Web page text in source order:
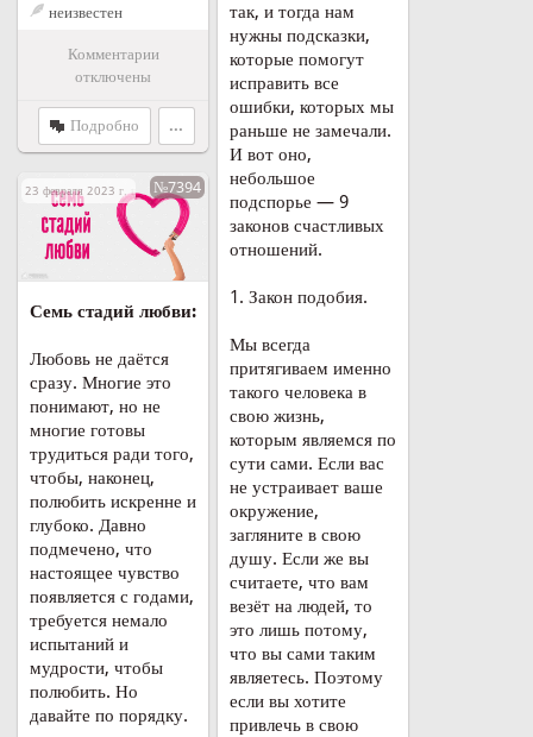
так, и тогда нам
нужны подсказки,
которые помогут
исправить все
ошибки, которых мы
раньше не замечали.
И вот оно,
небольшое
подспорье — 9
законов счастливых
отношений.
1. Закон подобия.
Мы всегда
притягиваем именно
такого человека в
свою жизнь,
которым являемся по
сути сами. Если вас
не устраивает ваше
окружение,
загляните в свою
душу. Если же вы
считаете, что вам
везёт на людей, то
это лишь потому,
что вы сами таким
являетесь. Поэтому
если вы хотите
привлечь в свою
неизвестен
Комментарии
отключены
Подробно ...
23 февраля 2023 г. в 16:08№7394
Семь стадий любви:
Любовь не даётся
сразу. Многие это
понимают, но не
многие готовы
трудиться ради того,
чтобы, наконец,
полюбить искренне и
глубоко. Давно
подмечено, что
настоящее чувство
появляется с годами,
требуется немало
испытаний и
мудрости, чтобы
полюбить. Но
давайте по порядку.